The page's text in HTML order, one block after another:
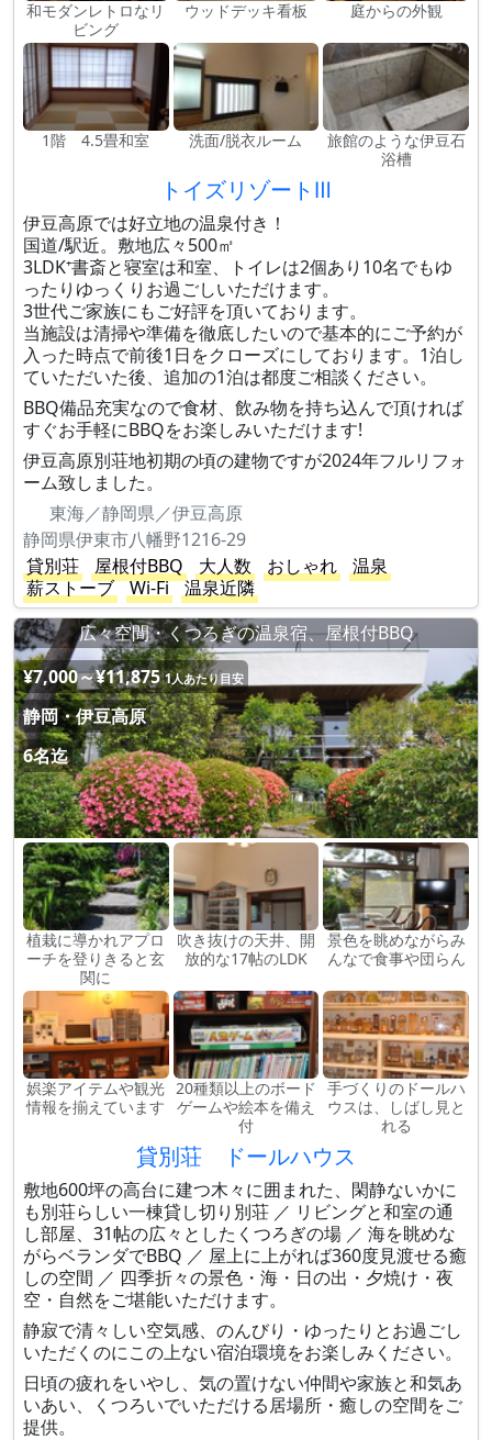
和モダンレトロなリ
ビング
ウッドデッキ看板 庭からの外観
1階 4.5畳和室 洗面/脱衣ルーム
旅館のような伊豆石
浴槽
トイズリゾートⅢ
伊豆高原では好立地の温泉付き！
国道/駅近。敷地広々500㎡
3LDK⁺書斎と寝室は和室、トイレは2個あり10名でもゆ
ったりゆっくりお過ごしいただけます。
3世代ご家族にもご好評を頂いております。
当施設は清掃や準備を徹底したいので基本的にご予約が
入った時点で前後1日をクローズにしております。1泊し
ていただいた後、追加の1泊は都度ご相談ください。
BBQ備品充実なので食材、飲み物を持ち込んで頂ければ
すぐお手軽にBBQをお楽しみいただけます!
伊豆高原別荘地初期の頃の建物ですが2024年フルリフォ
ーム致しました。
東海／静岡県／伊豆高原
静岡県伊東市八幡野1216-29
貸別荘
屋根付BBQ 大人数 おしゃれ
温泉
薪ストーブ
Wi-Fi
温泉近隣
広々空間・くつろぎの温泉宿、屋根付BBQ
¥7,000～¥11,875 1人あたり目安
静岡・伊豆高原
6名迄
植栽に導かれアプロ
ーチを登りきると玄
関に
吹き抜けの天井、開
放的な17帖のLDK
景色を眺めながらみ
んなで食事や団らん
娯楽アイテムや観光
情報を揃えています
20種類以上のボード
ゲームや絵本を備え
付
手づくりのドールハ
ウスは、しばし見と
れる
貸別荘 ドールハウス
敷地600坪の高台に建つ木々に囲まれた、閑静ないかに
も別荘らしい一棟貸し切り別荘 ／ リビングと和室の通
し部屋、31帖の広々としたくつろぎの場 ／ 海を眺めな
がらベランダでBBQ ／ 屋上に上がれば360度見渡せる癒
しの空間 ／ 四季折々の景色・海・日の出・夕焼け・夜
空・自然をご堪能いただけます。
静寂で清々しい空気感、のんびり・ゆったりとお過ごし
いただくのにこの上ない宿泊環境をお楽しみください。
日頃の疲れをいやし、気の置けない仲間や家族と和気あ
いあい、くつろいでいただける居場所・癒しの空間をご
提供。